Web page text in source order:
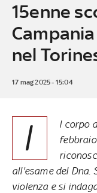
15enne
nel
17 mag 2025 - 15:04
I
l corpo
all'esame del Dna.
violenza e si